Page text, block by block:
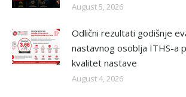
August 5, 2026
Odlični rezultati godišnje
nastavnog osoblja ITHS-a
kvalitet nastave
August 4, 2026